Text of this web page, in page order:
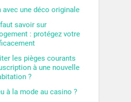
avec une déco originale
savoir sur
: protégez votre
les pièges courants
à une nouvelle
?
à la mode au casino ?